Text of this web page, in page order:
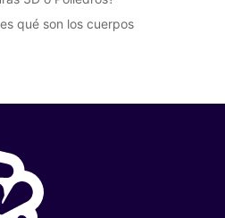
qué son los cuerpos